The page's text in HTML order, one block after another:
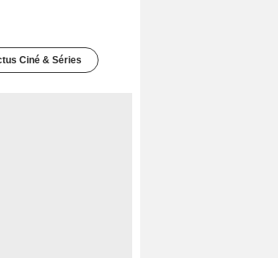
Ciné & Séries